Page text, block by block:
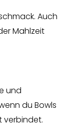
Auch
Mahlzeit
und
du Bowls
verbindet.